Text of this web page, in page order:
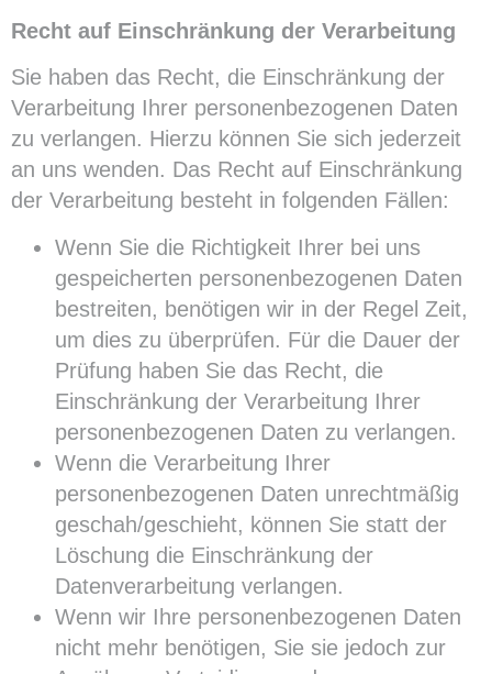
Recht auf Einschränkung der Verarbeitung
Sie haben das Recht, die Einschränkung der
Verarbeitung Ihrer personenbezogenen Daten
zu verlangen. Hierzu können Sie sich jederzeit
an uns wenden. Das Recht auf Einschränkung
der Verarbeitung besteht in folgenden Fällen:
Wenn Sie die Richtigkeit Ihrer bei uns
gespeicherten personenbezogenen Daten
bestreiten, benötigen wir in der Regel Zeit,
um dies zu überprüfen. Für die Dauer der
Prüfung haben Sie das Recht, die
Einschränkung der Verarbeitung Ihrer
personenbezogenen Daten zu verlangen.
Wenn die Verarbeitung Ihrer
personenbezogenen Daten unrechtmäßig
geschah/geschieht, können Sie statt der
Löschung die Einschränkung der
Datenverarbeitung verlangen.
Wenn wir Ihre personenbezogenen Daten
nicht mehr benötigen, Sie sie jedoch zur